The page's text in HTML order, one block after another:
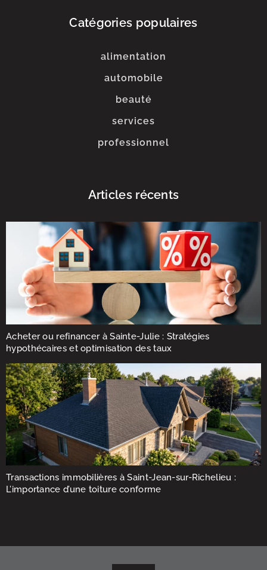
Catégories populaires
alimentation
automobile
beauté
services
professionnel
Articles récents
Acheter ou refinancer à Sainte-Julie : Stratégies
hypothécaires et optimisation des taux
Transactions immobilières à Saint-Jean-sur-Richelieu :
L’importance d’une toiture conforme